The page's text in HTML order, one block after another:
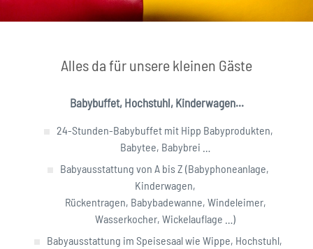
Alles da für unsere kleinen Gäste
Babybuffet, Hochstuhl, Kinderwagen...
24-Stunden-Babybuffet mit Hipp Babyprodukten,
Babytee, Babybrei …
Babyausstattung von A bis Z (Babyphoneanlage,
Kinderwagen,
Rückentragen, Babybadewanne, Windeleimer,
Wasserkocher, Wickelauflage …)
Babyausstattung im Speisesaal wie Wippe, Hochstuhl,